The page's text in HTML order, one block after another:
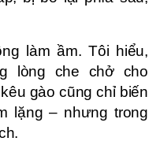
làm ầm. Tôi hiểu,
lòng che chở cho
gào cũng chỉ biến
lặng – nhưng trong